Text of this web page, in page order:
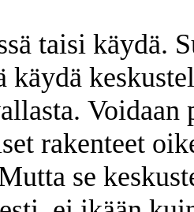
taisi käydä.
käydä
Voidaan
rakenteet
se